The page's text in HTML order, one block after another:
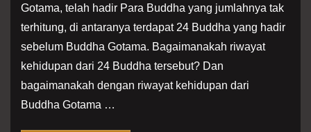
Gotama, telah hadir Para Buddha yang jumlahnya tak
terhitung, di antaranya terdapat 24 Buddha yang hadir
sebelum Buddha Gotama. Bagaimanakah riwayat
kehidupan dari 24 Buddha tersebut? Dan
bagaimanakah dengan riwayat kehidupan dari
Buddha Gotama …